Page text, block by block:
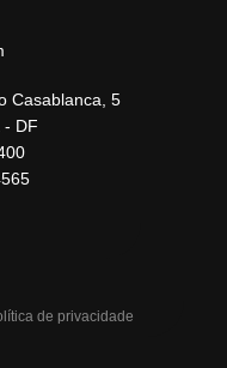
Casablanca, 5
- DF
de privacidade